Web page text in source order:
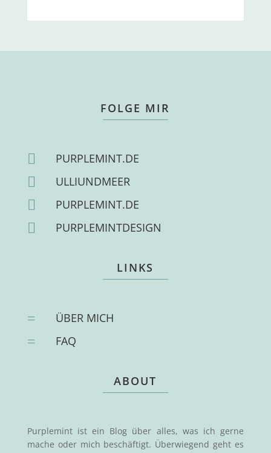
FOLGE MIR
 PURPLEMINT.DE
 ULLIUNDMEER
 PURPLEMINT.DE
 PURPLEMINTDESIGN
LINKS
= ÜBER MICH
= FAQ
ABOUT
Purplemint ist ein Blog über alles, was ich gerne
mache oder mich beschäftigt. Überwiegend geht es